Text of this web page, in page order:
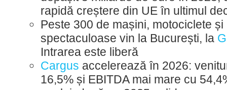
rapidă creștere din UE în ultimul
Peste 300 de mașini, motociclete și
spectaculoase vin la București, la
Intrarea este liberă
Cargus accelerează în 2026:
16,5% și EBITDA mai mare cu